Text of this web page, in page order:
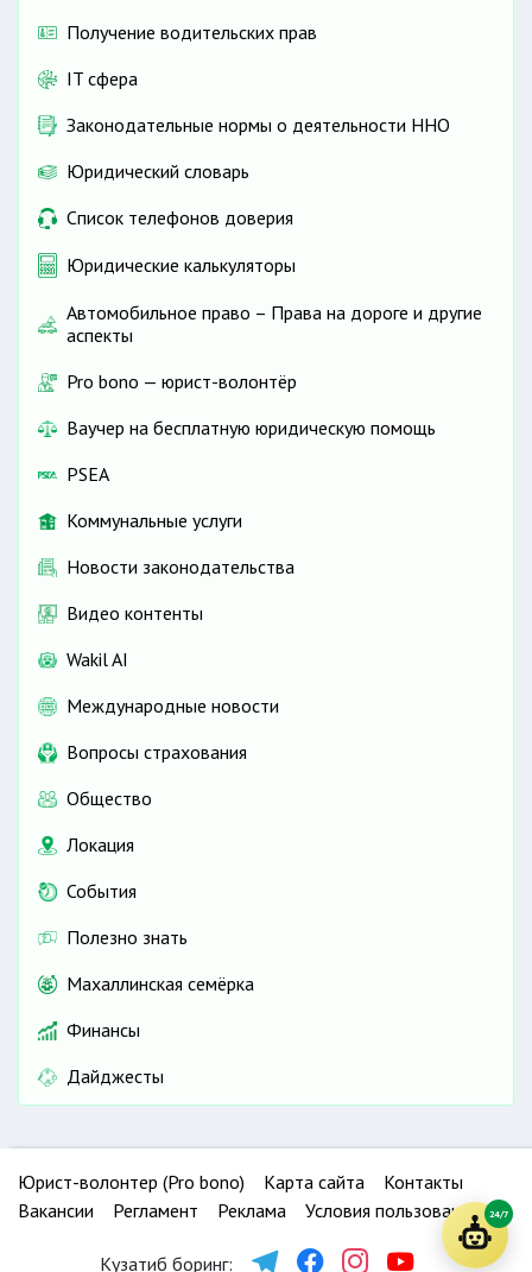
Получение водительских прав
IT сфера
Законодательные нормы о деятельности ННО
Юридический словарь
Список телефонов доверия
Юридические калькуляторы
Автомобильное право – Права на дороге и другие
аспекты
Pro bono — юрист-волонтёр
Ваучер на бесплатную юридическую помощь
PSEA
Коммунальные услуги
Новости законодательства
Видео контенты
Wakil AI
Международные новости
Вопросы страхования
Общество
Локация
События
Полезно знать
Махаллинская семёрка
Финансы
Дайджесты
Юрист-волонтер (Pro bono) Карта сайта
Контакты
Вакансии
Регламент Реклама Условия пользования
Кузатиб боринг:
24/7